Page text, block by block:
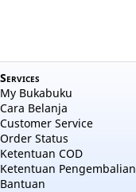
Services
My Bukabuku
Cara Belanja
Customer Service
Order Status
Ketentuan COD
Ketentuan Pengembalian
Bantuan